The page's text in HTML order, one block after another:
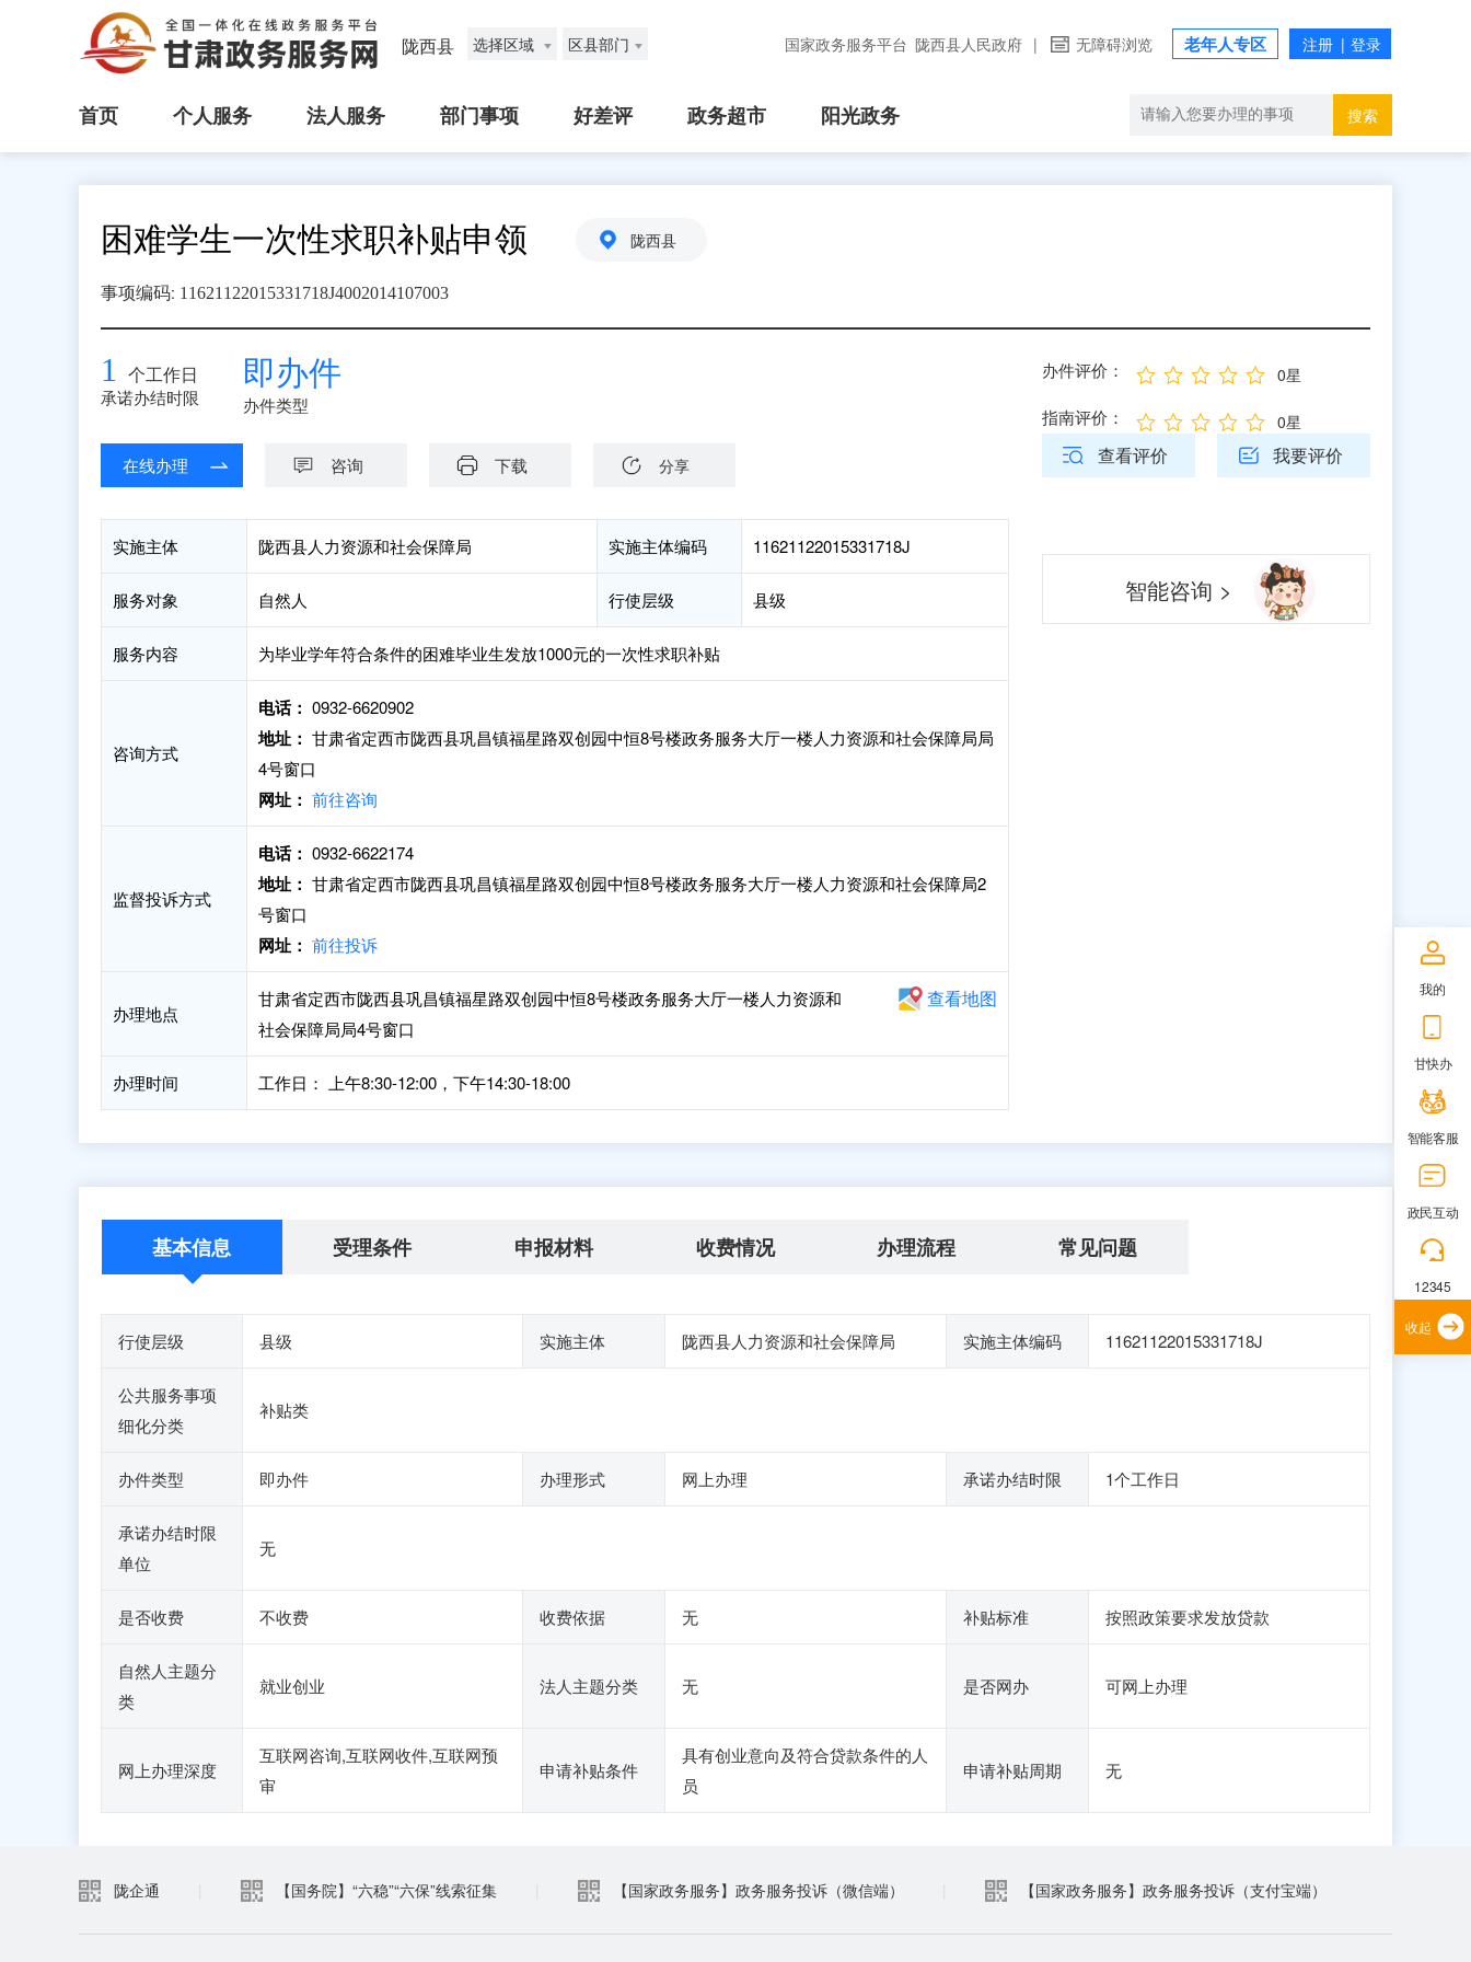
陇西县 选择区域 区县部门 国家政务服务平台 陇西县人民政府 | 无障碍浏览 老年人专区
首页 个人服务 法人服务 部门事项 好差评 政务超市 阳光政务 搜索
困难学生一次性求职补贴申领 陇西县
事项编码: 11621122015331718J4002014107003
1 个工作日
承诺办结时限
即办件
办件类型
在线办理 咨询 下载 分享
办件评价： 0星
指南评价： 0星
查看评价 我要评价
实施主体 陇西县人力资源和社会保障局 实施主体编码 11621122015331718J
服务对象 自然人 行使层级 县级
服务内容 为毕业学年符合条件的困难毕业生发放1000元的一次性求职补贴
咨询方式
电话： 0932-6620902
地址： 甘肃省定西市陇西县巩昌镇福星路双创园中恒8号楼政务服务大厅一楼人力资源和社会保障局局
4号窗口
网址： 前往咨询
监督投诉方式
电话： 0932-6622174
地址： 甘肃省定西市陇西县巩昌镇福星路双创园中恒8号楼政务服务大厅一楼人力资源和社会保障局2
号窗口
网址： 前往投诉
办理地点
甘肃省定西市陇西县巩昌镇福星路双创园中恒8号楼政务服务大厅一楼人力资源和
社会保障局局4号窗口
查看地图
办理时间 工作日： 上午8:30-12:00，下午14:30-18:00
智能咨询 >
基本信息 受理条件 申报材料 收费情况 办理流程 常见问题
行使层级 县级 实施主体 陇西县人力资源和社会保障局 实施主体编码 11621122015331718J
公共服务事项
细化分类
补贴类
办件类型 即办件 办理形式 网上办理 承诺办结时限 1个工作日
承诺办结时限
单位
无
是否收费 不收费 收费依据 无 补贴标准 按照政策要求发放贷款
自然人主题分
类
就业创业 法人主题分类 无 是否网办 可网上办理
网上办理深度
互联网咨询,互联网收件,互联网预
审
申请补贴条件
具有创业意向及符合贷款条件的人
员
申请补贴周期 无
陇企通 【国务院】“六稳”“六保”线索征集 【国家政务服务】政务服务投诉（微信端） 【国家政务服务】政务服务投诉（支付宝端）
我的
甘快办
智能客服
政民互动
12345
收起